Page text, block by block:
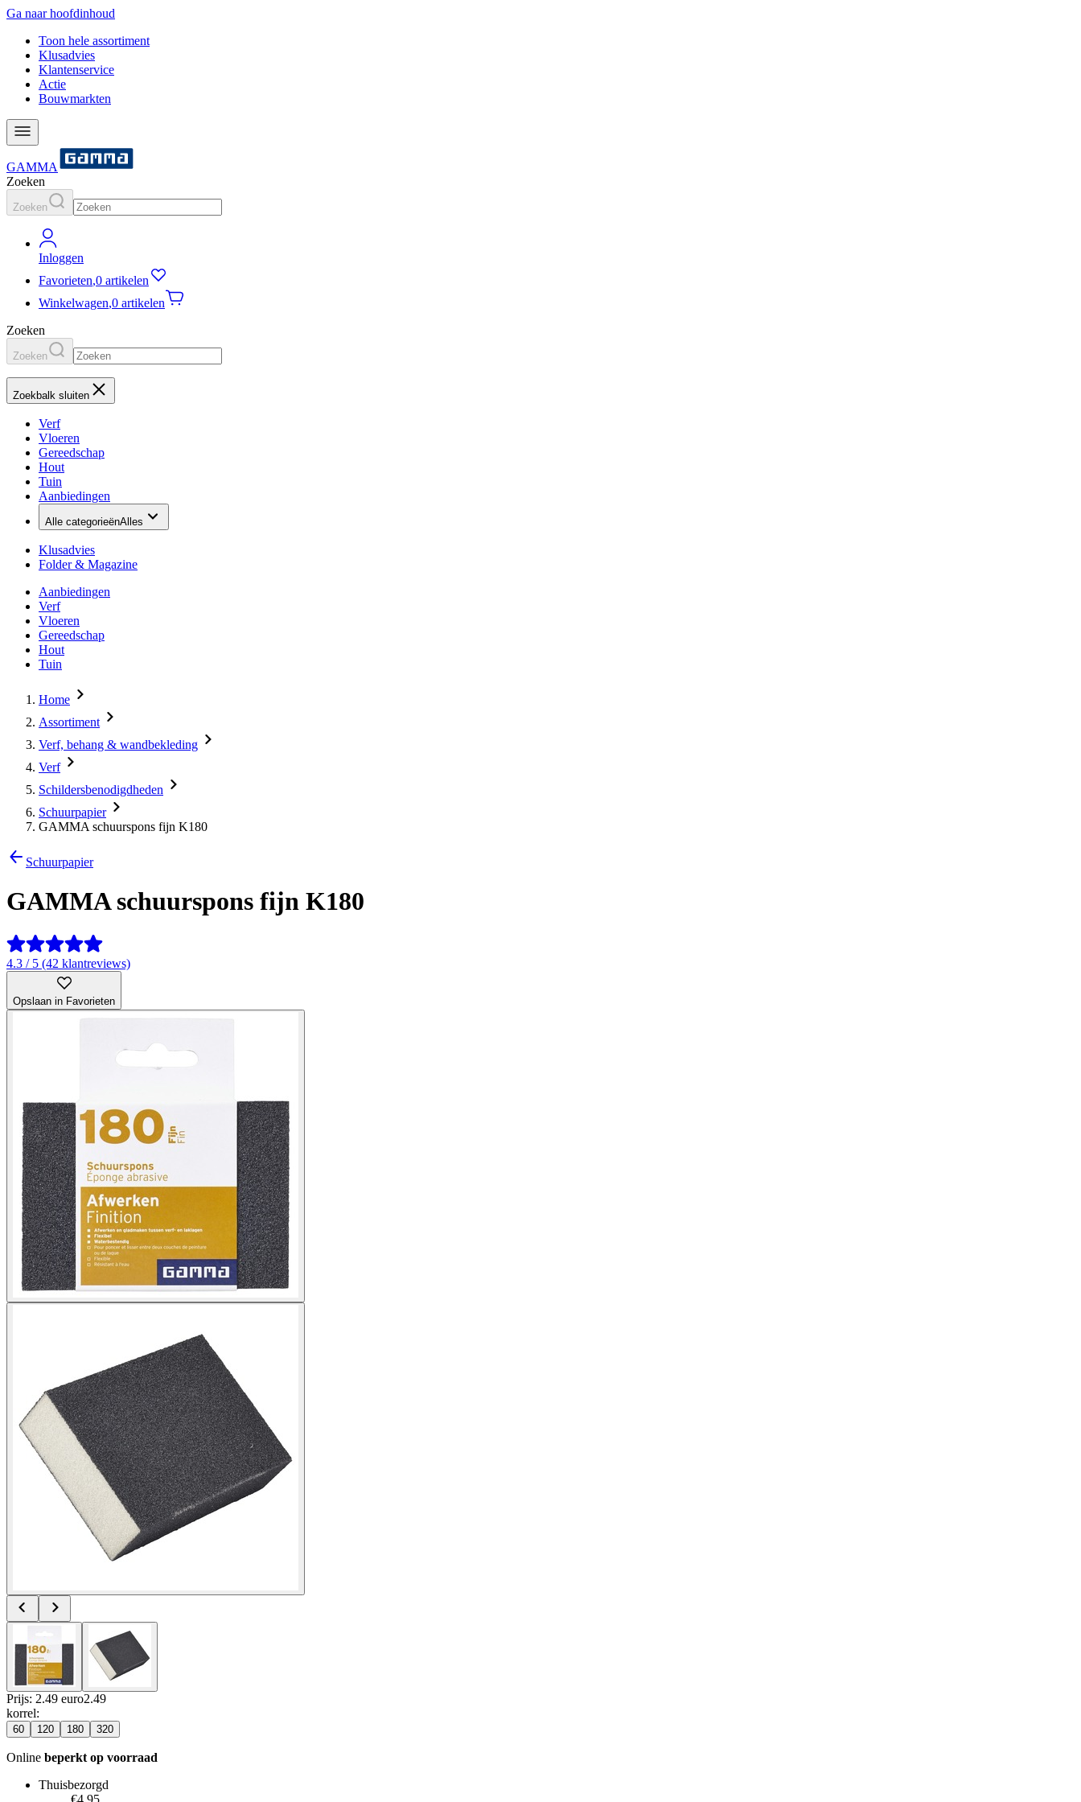
Ga naar hoofdinhoud
Toon hele assortiment
Klusadvies
Klantenservice
Actie
Bouwmarkten
GAMMA
Zoeken
Zoeken
Inloggen
Favorieten,0 artikelen
Winkelwagen,0 artikelen
Zoeken
Zoeken
Zoekbalk sluiten
Verf
Vloeren
Gereedschap
Hout
Tuin
Aanbiedingen
Alle categorieënAlles
Klusadvies
Folder & Magazine
Aanbiedingen
Verf
Vloeren
Gereedschap
Hout
Tuin
Home
Assortiment
Verf, behang & wandbekleding
Verf
Schildersbenodigdheden
Schuurpapier
GAMMA schuurspons fijn K180
Schuurpapier
GAMMA schuurspons fijn K180
4.3 / 5 (42 klantreviews)
Opslaan in Favorieten
Prijs: 2.49 euro2.49
korrel:
60 120 180 320
Online beperkt op voorraad
Thuisbezorgd
€4.95